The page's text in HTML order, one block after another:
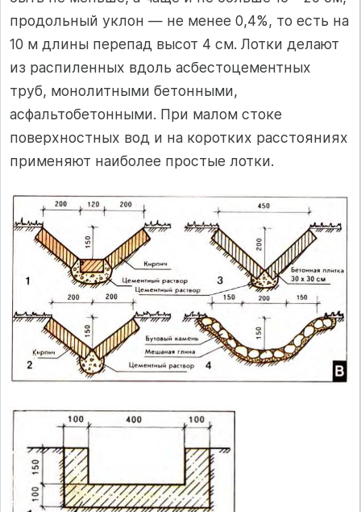
продольный уклон — не менее 0,4%, то есть на
10 м длины перепад высот 4 см. Лотки делают
из распиленных вдоль асбестоцементных
труб, монолитными бетонными,
асфальтобетонными. При малом стоке
поверхностных вод и на коротких расстояниях
применяют наиболее простые лотки.